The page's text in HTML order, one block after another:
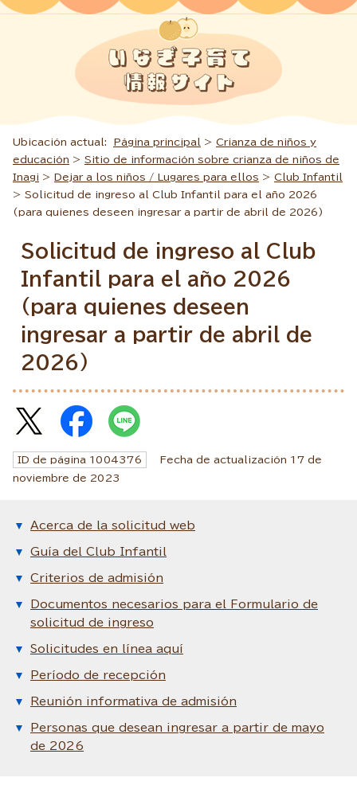
Ubicación actual: Página principal > Crianza de niños y
educación > Sitio de información sobre crianza de niños de
Inagi > Dejar a los niños / Lugares para ellos > Club Infantil
> Solicitud de ingreso al Club Infantil para el año 2026
(para quienes deseen ingresar a partir de abril de 2026)
Solicitud de ingreso al Club
Infantil para el año 2026
(para quienes deseen
ingresar a partir de abril de
2026)
ID de página 1004376 Fecha de actualización 17 de
noviembre de 2023
Acerca de la solicitud web
Guía del Club Infantil
Criterios de admisión
Documentos necesarios para el Formulario de
solicitud de ingreso
Solicitudes en línea aquí
Período de recepción
Reunión informativa de admisión
Personas que desean ingresar a partir de mayo
de 2026